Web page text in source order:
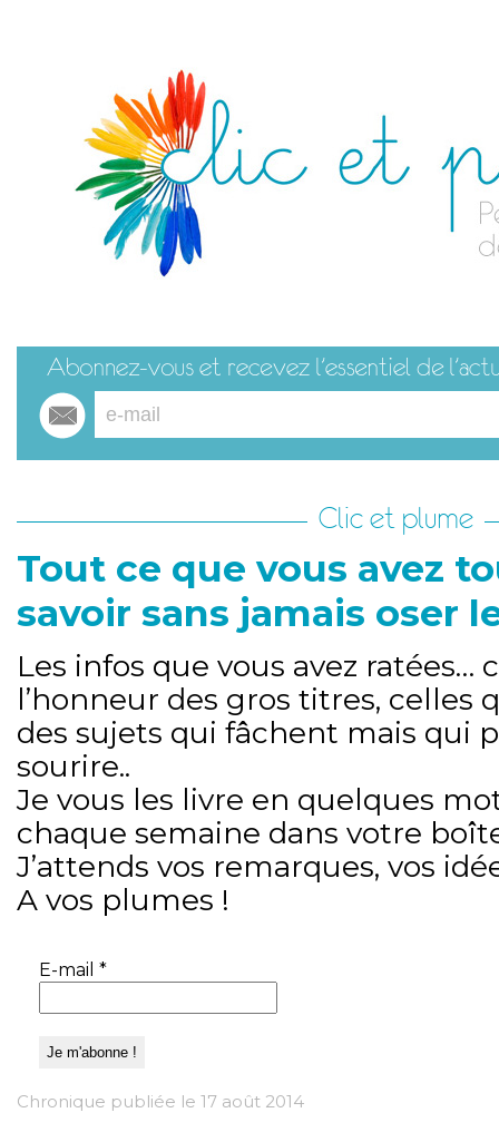
Clic et plume
Tout ce que vous avez
savoir sans jamais oser
Les infos que vous avez ratées…
l’honneur des gros titres, celles
des sujets qui fâchent mais qui
sourire..
Je vous les livre en quelques
chaque semaine dans votre
J’attends vos remarques, vos
A vos plumes !
E-mail *
Chronique publiée le 17 août 2014